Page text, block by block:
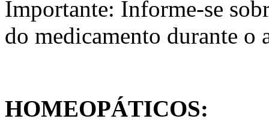
Importante: Informe-se
do medicamento durante o
HOMEOPÁTICOS: